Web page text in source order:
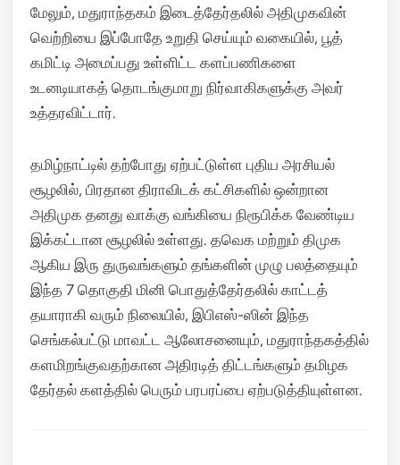
மேலும், மதுராந்தகம் இடைத்தேர்தலில் அதிமுகவின்
வெற்றியை இப்போதே உறுதி செய்யும் வகையில், பூத்
கமிட்டி அமைப்பது உள்ளிட்ட களப்பணிகளை
உடனடியாகத் தொடங்குமாறு நிர்வாகிகளுக்கு அவர்
உத்தரவிட்டார்.
தமிழ்நாட்டில் தற்போது ஏற்பட்டுள்ள புதிய அரசியல்
சூழலில், பிரதான திராவிடக் கட்சிகளில் ஒன்றான
அதிமுக தனது வாக்கு வங்கியை நிரூபிக்க வேண்டிய
இக்கட்டான சூழலில் உள்ளது. தவெக மற்றும் திமுக
ஆகிய இரு துருவங்களும் தங்களின் முழு பலத்தையும்
இந்த 7 தொகுதி மினி பொதுத்தேர்தலில் காட்டத்
தயாராகி வரும் நிலையில், இபிஎஸ்-ஸின் இந்த
செங்கல்பட்டு மாவட்ட ஆலோசனையும், மதுராந்தகத்தில்
களமிறங்குவதற்கான அதிரடித் திட்டங்களும் தமிழக
தேர்தல் களத்தில் பெரும் பரபரப்பை ஏற்படுத்தியுள்ளன.